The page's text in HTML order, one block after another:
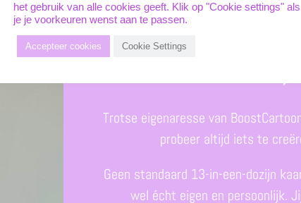
Trotse eigenaresse van
probeer altijd iets te
Geen standaard 13-in-een-dozijn
wel écht eigen en persoonlijk.
het gebruik van alle cookies geeft. Klik op "Cookie settings" als
je je voorkeuren wenst aan te passen.
Accepteer cookies Cookie Settings